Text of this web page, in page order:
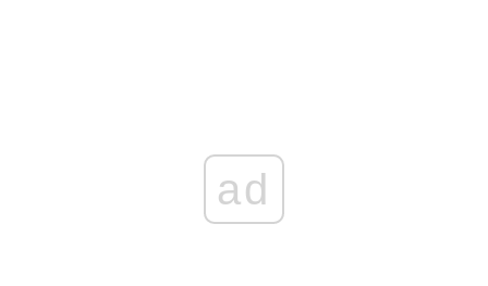
ad